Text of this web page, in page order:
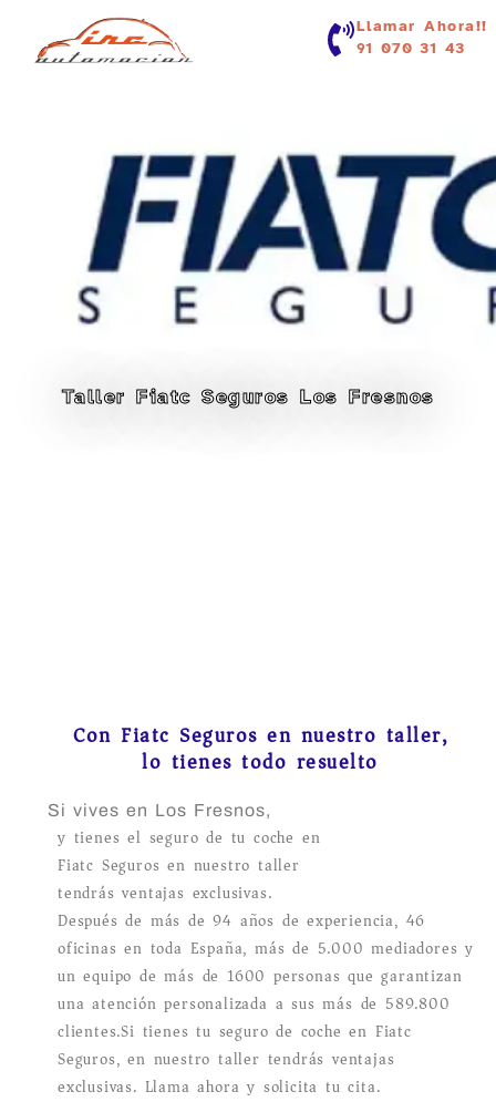
Llamar Ahora!!
91 070 31 43
Taller Fiatc Seguros Los Fresnos
Con Fiatc Seguros en nuestro taller,
lo tienes todo resuelto
Si vives en Los Fresnos,
y tienes el seguro de tu coche en
Fiatc Seguros en nuestro taller
tendrás ventajas exclusivas.
Después de más de 94 años de experiencia, 46
oficinas en toda España, más de 5.000 mediadores y
un equipo de más de 1600 personas que garantizan
una atención personalizada a sus más de 589.800
clientes.Si tienes tu seguro de coche en Fiatc
Seguros, en nuestro taller tendrás ventajas
exclusivas. Llama ahora y solicita tu cita.